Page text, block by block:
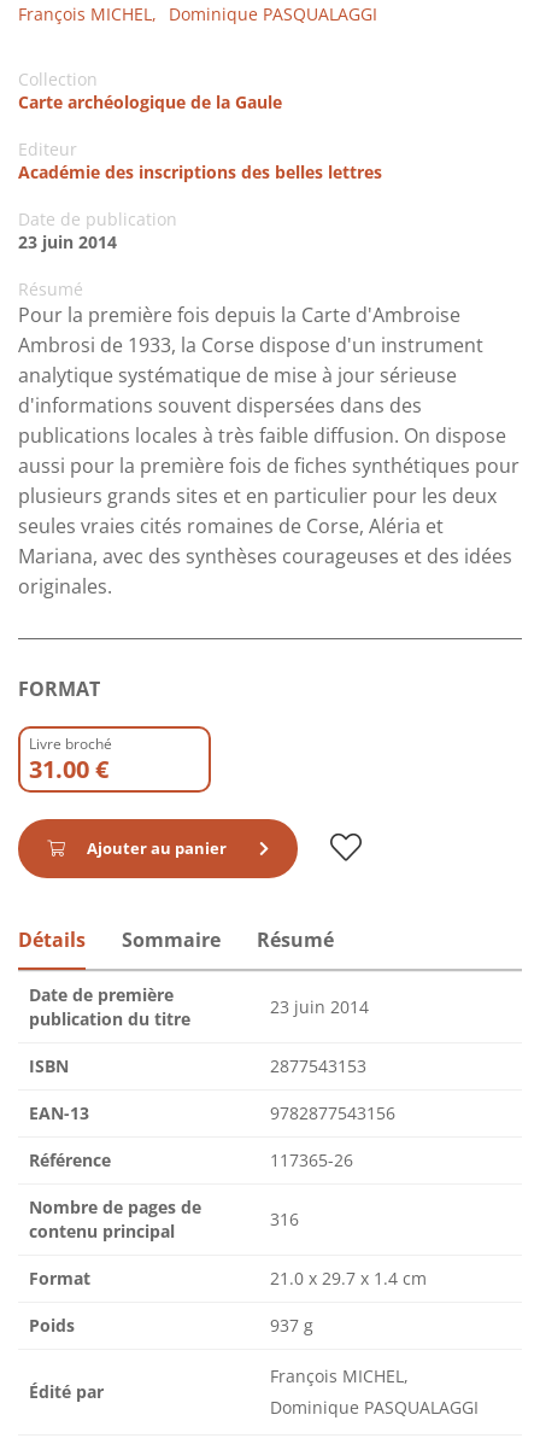
François MICHEL, Dominique PASQUALAGGI
Collection
Carte archéologique de la Gaule
Editeur
Académie des inscriptions des belles lettres
Date de publication
23 juin 2014
Résumé
Pour la première fois depuis la Carte d'Ambroise
Ambrosi de 1933, la Corse dispose d'un instrument
analytique systématique de mise à jour sérieuse
d'informations souvent dispersées dans des
publications locales à très faible diffusion. On dispose
aussi pour la première fois de fiches synthétiques pour
plusieurs grands sites et en particulier pour les deux
seules vraies cités romaines de Corse, Aléria et
Mariana, avec des synthèses courageuses et des idées
originales.
FORMAT
Livre broché
31.00 €
Ajouter au panier
Détails Sommaire Résumé
Date de première
publication du titre
23 juin 2014
ISBN 2877543153
EAN-13 9782877543156
Référence 117365-26
Nombre de pages de
contenu principal
316
Format 21.0 x 29.7 x 1.4 cm
Poids 937 g
Édité par
François MICHEL,
Dominique PASQUALAGGI